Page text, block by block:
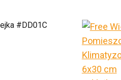
#DD01C